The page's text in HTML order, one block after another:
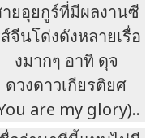
ยอุยกูร์ที่มีผลงานซี
จีนโด่งดังหลายเรื่อ
งมากๆ อาทิ ดุจ
ดวงดาวเกียรติยศ
are my glory)..